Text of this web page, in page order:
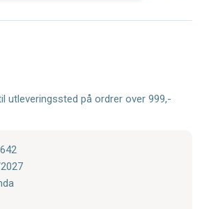
utleveringssted på ordrer over 999,-